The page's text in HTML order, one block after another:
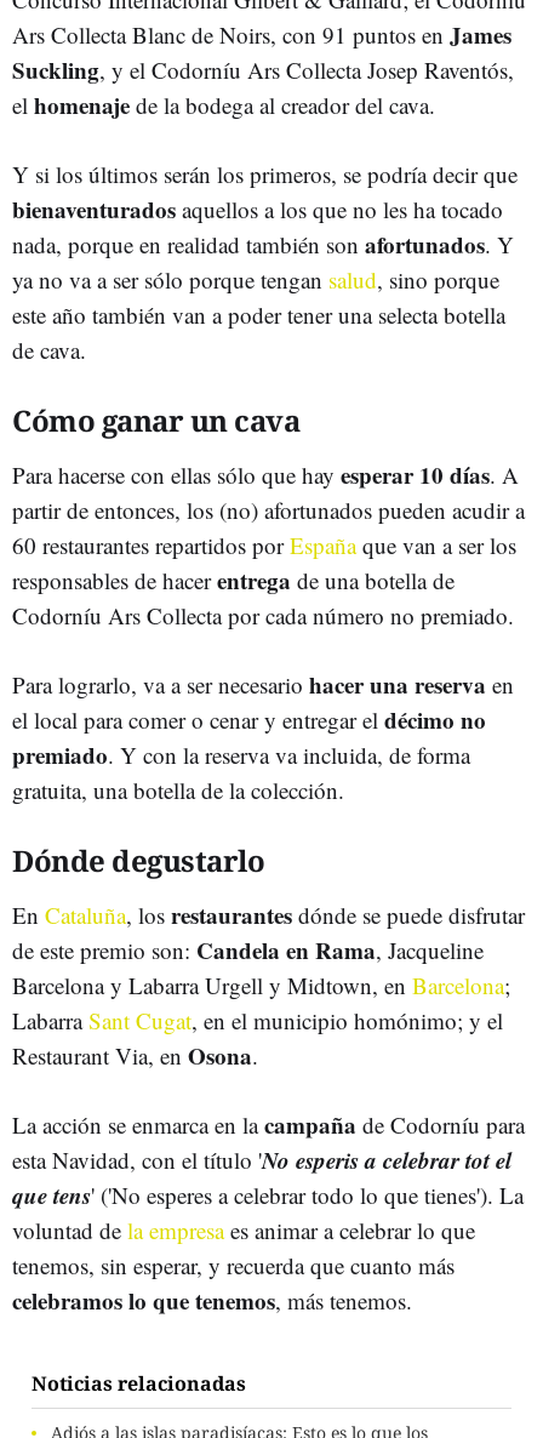
Ars Collecta Blanc de Noirs, con 91 puntos en James
Suckling, y el Codorníu Ars Collecta Josep Raventós,
el homenaje de la bodega al creador del cava.
Y si los últimos serán los primeros, se podría decir que
bienaventurados aquellos a los que no les ha tocado
nada, porque en realidad también son afortunados. Y
ya no va a ser sólo porque tengan salud, sino porque
este año también van a poder tener una selecta botella
de cava.
Cómo ganar un cava
Para hacerse con ellas sólo que hay esperar 10 días. A
partir de entonces, los (no) afortunados pueden acudir a
60 restaurantes repartidos porEspañaque van a ser los
responsables de hacerentrega de una botella de
Codorníu Ars Collecta por cada número no premiado.
Para lograrlo, va a ser necesario hacer una reserva en
el local para comer o cenar y entregar el décimo no
premiado. Y con la reserva va incluida, de forma
gratuita, una botella de la colección.
Dónde degustarlo
En Cataluña, los restaurantes dónde se puede disfrutar
de este premio son: Candela en Rama, Jacqueline
Barcelona y Labarra Urgell y Midtown, en Barcelona;
LabarraSant Cugat, en el municipio homónimo; y el
Restaurant Via, en Osona.
La acción se enmarca en lacampaña de Codorníu para
esta Navidad, con el título 'No esperis a celebrar tot el
que tens' ('No esperes a celebrar todo lo que tienes'). La
voluntad de la empresaes animar a celebrar lo que
tenemos, sin esperar, y recuerda que cuanto más
celebramos lo que tenemos, más tenemos.
Noticias relacionadas
Adiós a las islas paradisíacas: Esto es lo que los